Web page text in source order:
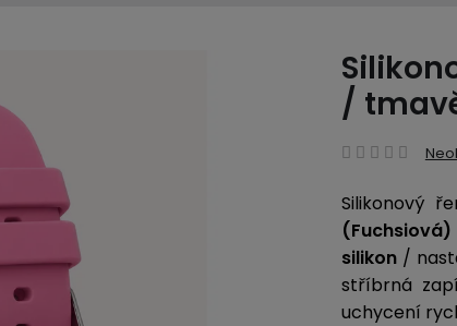
/
je
0,0
z
5
Silikonový
(Fuchsiová)
silikon /
stříbrná
uchycení